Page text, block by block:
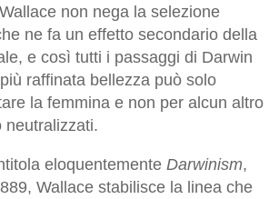
non nega la selezione
ne fa un effetto secondario della
e così tutti i passaggi di Darwin
raffinata bellezza può solo
la femmina e non per alcun altro
neutralizzati.
eloquentemente Darwinism,
Wallace stabilisce la linea che